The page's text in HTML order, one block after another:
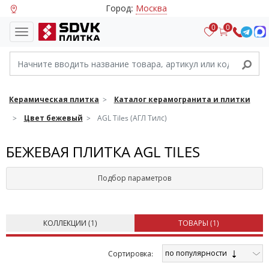
Город: Москва
0 0
Керамическая плитка
Каталог керамогранита и плитки
Цвет бежевый
AGL Tiles (АГЛ Тилс)
БЕЖЕВАЯ ПЛИТКА AGL TILES
Подбор параметров
КОЛЛЕКЦИИ (1) ТОВАРЫ (1)
Cортировка: по популярности